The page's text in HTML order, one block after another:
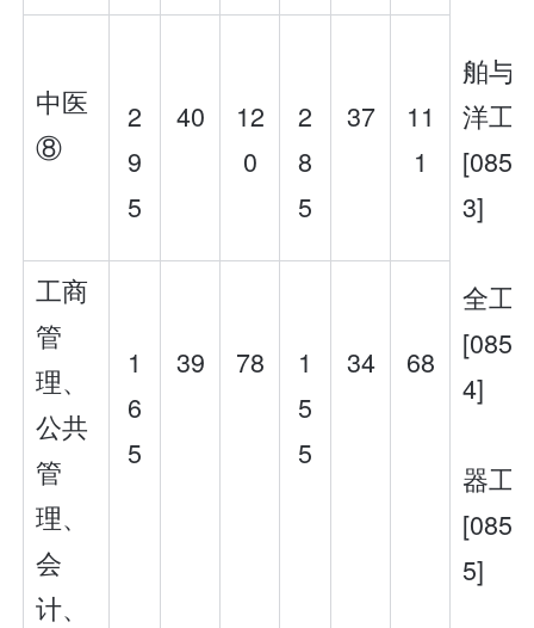
舶与
洋工
3]
全工
4]
器工
5]
中医
⑧
2
9
5
40
12
0
2
8
5
37
11
1
工商
管
理、
公共
管
理、
会
计、
1
6
5
39 78
1
5
5
34 68